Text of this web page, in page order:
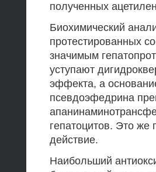
полученных
Биохимический
протестированных
значимым
уступают
эффекта, а
псевдоэфедрина
гепатоцитов. Это же
действие.
Наибольший